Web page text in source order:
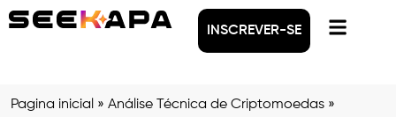
INSCREVER-SE
Pagina inicial » Análise Técnica de Criptomoedas »